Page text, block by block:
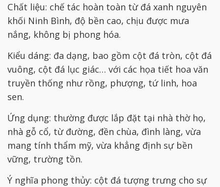
Chất liệu: chế tác hoàn toàn từ đá xanh nguyên
khối Ninh Bình, độ bền cao, chịu được mưa
nắng, không bị phong hóa.
Kiểu dáng: đa dạng, bao gồm cột đá tròn, cột đá
vuông, cột đá lục giác… với các họa tiết hoa văn
truyền thống như rồng, phượng, tứ linh, hoa
sen.
Ứng dụng: thường được lắp đặt tại nhà thờ họ,
nhà gỗ cổ, từ đường, đền chùa, đình làng, vừa
mang tính thẩm mỹ, vừa khẳng định sự bền
vững, trường tồn.
Ý nghĩa phong thủy: cột đá tượng trưng cho sự